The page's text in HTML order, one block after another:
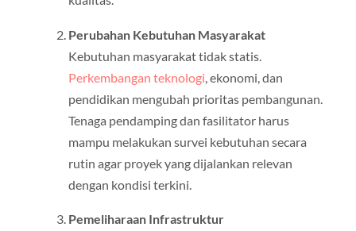
Perubahan Kebutuhan Masyarakat
Kebutuhan masyarakat tidak statis.
Perkembangan teknologi , ekonomi, dan
pendidikan mengubah prioritas pembangunan.
Tenaga pendamping dan fasilitator harus
mampu melakukan survei kebutuhan secara
rutin agar proyek yang dijalankan relevan
dengan kondisi terkini.
Pemeliharaan Infrastruktur